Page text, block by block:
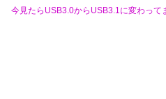
今見たらUSB3.0からUSB3.1に変わって